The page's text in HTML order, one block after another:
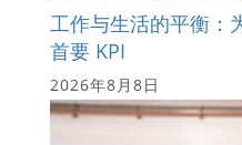
工作与生活的平衡：
首要 KPI
2026年8月8日